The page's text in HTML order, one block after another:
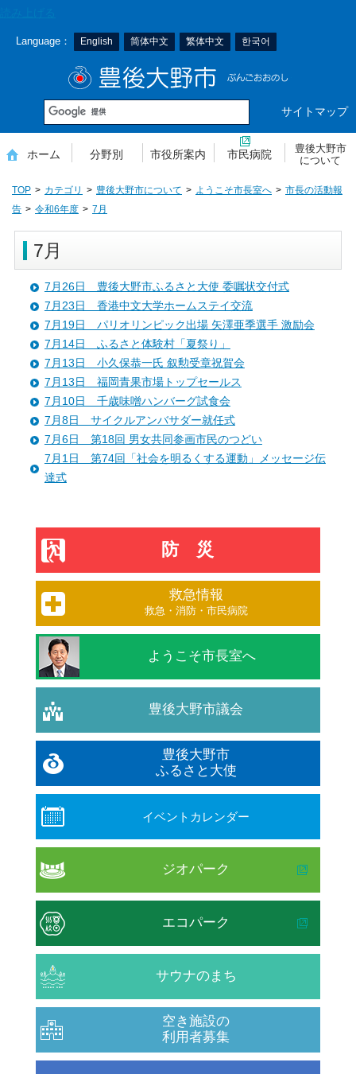
Language： English 简体中文 繁体中文 한국어
サイトマップ
ホーム 分野別 市役所案内 市民病院
豊後大野市
について
TOP カテゴリ 豊後大野市について ようこそ市長室へ
市長の活動報
告
令和6年度 7月
7月
7月26日 豊後大野市ふるさと大使 委嘱状交付式
7月23日 香港中文大学ホームステイ交流
7月19日 パリオリンピック出場 矢澤亜季選手 激励会
7月14日 ふるさと体験村「夏祭り」
7月13日 小久保恭一氏 叙勲受章祝賀会
7月13日 福岡青果市場トップセールス
7月10日 千歳味噌ハンバーグ試食会
7月8日 サイクルアンバサダー就任式
7月6日 第18回 男女共同参画市民のつどい
7月1日 第74回「社会を明るくする運動」メッセージ伝
達式
防災
救急情報
救急・消防・市民病院
ようこそ市長室へ
豊後大野市議会
豊後大野市
ふるさと大使
イベントカレンダー
ジオパーク
エコパーク
サウナのまち
空き施設の
利用者募集